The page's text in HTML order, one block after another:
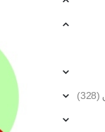
(328)